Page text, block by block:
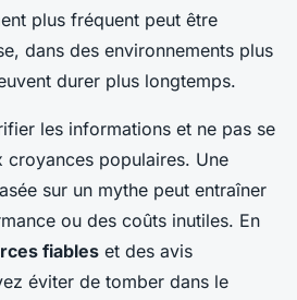
plus fréquent peut être
dans des environnements plus
durer plus longtemps.
les informations et ne pas se
croyances populaires. Une
sur un mythe peut entraîner
ou des coûts inutiles. En
fiables et des avis
éviter de tomber dans le